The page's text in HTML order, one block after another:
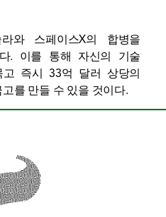
와 스페이스X의 합병을
. 이를 통해 자신의 기술
즉시 33억 달러 상당의
를 만들 수 있을 것이다.